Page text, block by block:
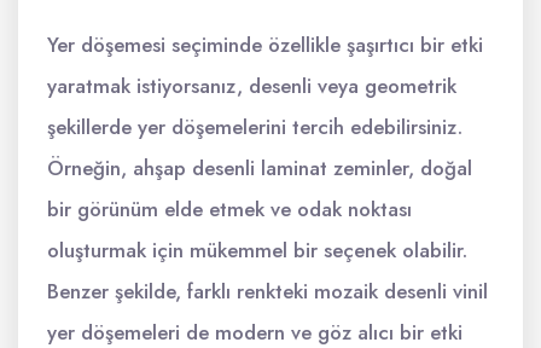
Yer döşemesi seçiminde özellikle şaşırtıcı bir etki
yaratmak istiyorsanız, desenli veya geometrik
şekillerde yer döşemelerini tercih edebilirsiniz.
Örneğin, ahşap desenli laminat zeminler, doğal
bir görünüm elde etmek ve odak noktası
oluşturmak için mükemmel bir seçenek olabilir.
Benzer şekilde, farklı renkteki mozaik desenli vinil
yer döşemeleri de modern ve göz alıcı bir etki